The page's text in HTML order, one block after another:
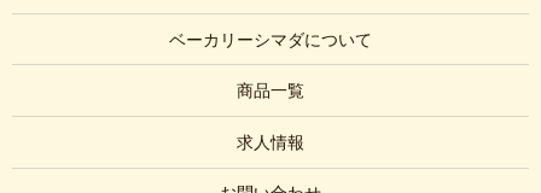
ベーカリーシマダについて
商品一覧
求人情報